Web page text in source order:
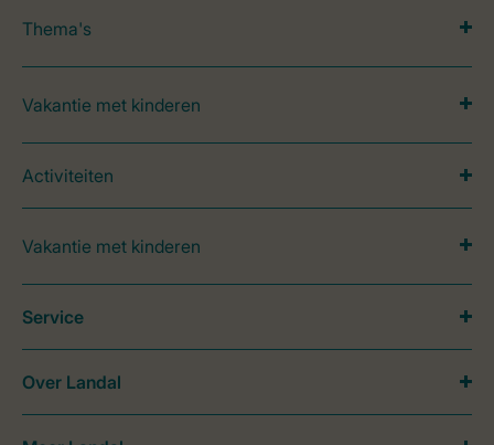
Thema's
Vakantie met kinderen
Activiteiten
Vakantie met kinderen
Service
Over Landal